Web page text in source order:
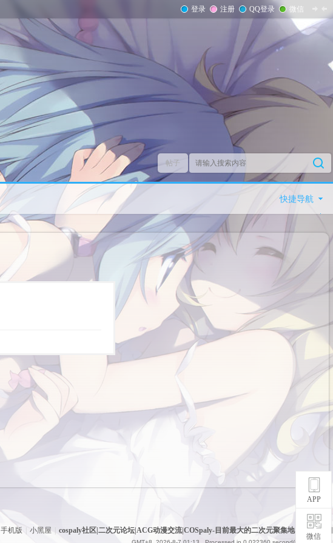
登录 注册 QQ登录 微信
帖子
快捷导航
手机版 小黑屋 cospaly社区|二次元论坛|ACG动漫交流|COSpaly-目前最大的二次元聚集地 网站地图
APP
微信